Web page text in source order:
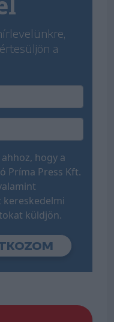
a
hogy a
Príma Press Kft.
küldjön.